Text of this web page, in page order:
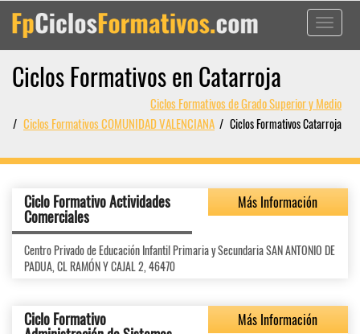
Toggle
Ciclos Formativos en Catarroja
Ciclos Formativos de Grado Superior y Medio
Ciclos Formativos COMUNIDAD VALENCIANA
Ciclos Formativos Catarroja
Ciclo Formativo Actividades
Comerciales
Más Información
Centro Privado de Educación Infantil Primaria y Secundaria SAN ANTONIO DE
PADUA, CL RAMÓN Y CAJAL 2, 46470
Ciclo Formativo Más Información